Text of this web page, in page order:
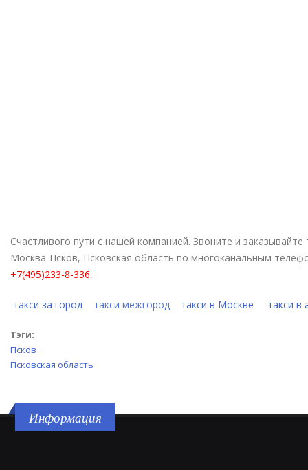
Счастливого пути с нашей компанией. Звоните и заказывайте
Москва-Псков, Псковская область по многоканальным
+7(495)233-8-336.
такси за город такси межгород такси в Москве такси в
Тэги:
Псков
Псковская область
Информация